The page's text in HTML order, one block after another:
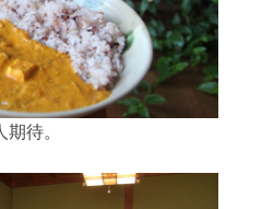
待。